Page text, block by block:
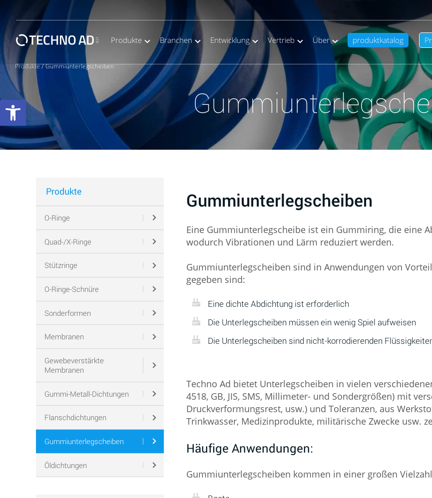
Produkte Branchen Entwicklung Vertrieb Über produktkatalog
Produkte/Gummiunterlegscheiben
Gummiunterlegscheiben
Eine Gummiunterlegscheibe ist ein Gummiring, die eine
wodurch Vibrationen und Lärm reduziert werden.
Gummiunterlegscheiben sind in Anwendungen von
gegeben sind:
Eine dichte Abdichtung ist erforderlich
Die Unterlegscheiben müssen ein wenig Spiel aufweisen
Die Unterlegscheiben sind nicht-korrodierenden
Techno Ad bietet Unterlegscheiben in vielen
4518, GB, JIS, SMS, Millimeter- und Sondergrößen) mit
Druckverformungsrest, usw.) und Toleranzen, aus
Trinkwasser, Medizinprodukte, militärische Zwecke usw.
Häufige Anwendungen:
Gummiunterlegscheiben kommen in einer großen
Produkte
O-Ringe
Quad-/X-Ringe
Stützringe
O-Ringe-Schnüre
Sonderformen
Membranen
Gewebeverstärkte
Membranen
Gummi-Metall-Dichtungen
Flanschdichtungen
Gummiunterlegscheiben
Öldichtungen
Werkzeugleiste öffnen